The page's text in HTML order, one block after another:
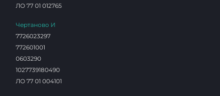
ЛО 77 01 012765
Чертаново И
7726023297
772601001
0603290
1027739180490
ЛО 77 01 004101